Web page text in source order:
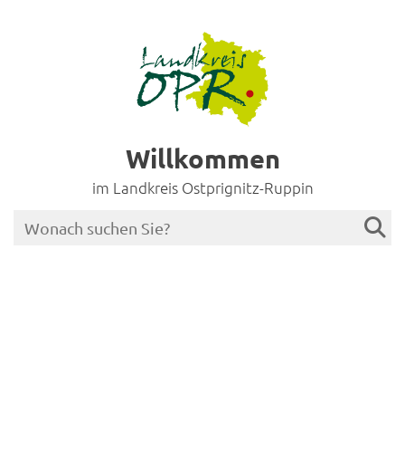
Willkommen
im Landkreis Ostprignitz-Ruppin